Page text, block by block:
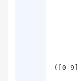
([0-